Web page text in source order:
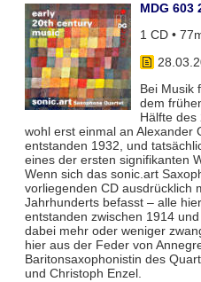
MDG 603
1 CD •
Bei Musik
dem
Hälfte des
wohl erst einmal an Alexander
entstanden 1932, und
eines der ersten signifikanten
Wenn sich das sonic.art
vorliegenden CD ausdrücklich
Jahrhunderts befasst – alle
entstanden zwischen 1914
dabei mehr oder weniger
hier aus der Feder von
Baritonsaxophonistin des
und Christoph Enzel.